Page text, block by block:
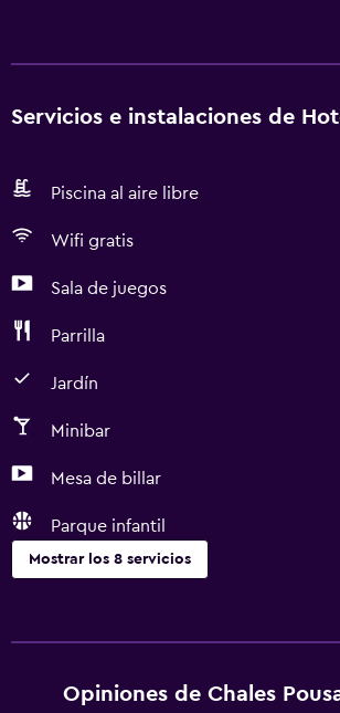
Servicios e instalaciones de
Piscina al aire libre
Wifi gratis
Sala de juegos
Parrilla
Jardín
Minibar
Mesa de billar
Parque infantil
Mostrar los 8 servicios
Parrilla
Opiniones de Chales